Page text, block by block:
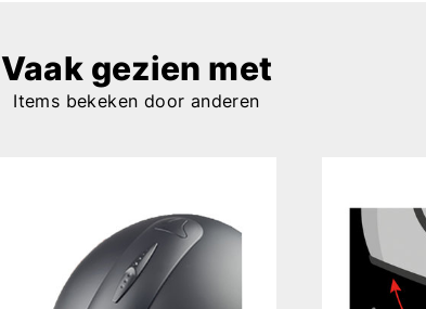
Vaak gezien met
Items bekeken door anderen